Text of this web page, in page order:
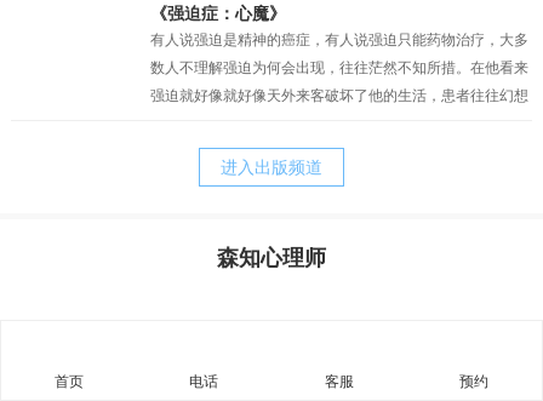
偶而已，他以为自己是人生的主宰，其实他只不过是一个傀
儡。社交恐惧症和其他的神经症一样都有一定人格的基础，
俗话说“三岁看大，七岁看老”。社交恐惧的形成与早期环境
和家庭因素密相关，尤其是父母自身人格特质及对孩子的教
胆小、退缩、敏感、焦虑、刻板、追求完美等等人格的特
质，却又是父母赖以责备孩子、苛求孩子的理由。而当孩子
了与真实自我的持久的矛盾，陷入“自我战争”的深渊，并与
《强迫症：心魔》
有人说强迫是精神的癌症，有人说强迫只能药物治疗，大多
数人不理解强迫为何会出现，往往茫然不知所措。在他看来
强迫就好像就好像天外来客破坏了他的生活，患者往往幻想
迫只是他痛苦的表象，而他病态的执念才是他痛苦的根源。
其实，从我们生命最初往往最为真实与自然，但后来由于
赎，反倒破坏了人性与人生的自然——人生本是一种自然的
进入出版频道
森知心理师
首页 电话 客服 预约